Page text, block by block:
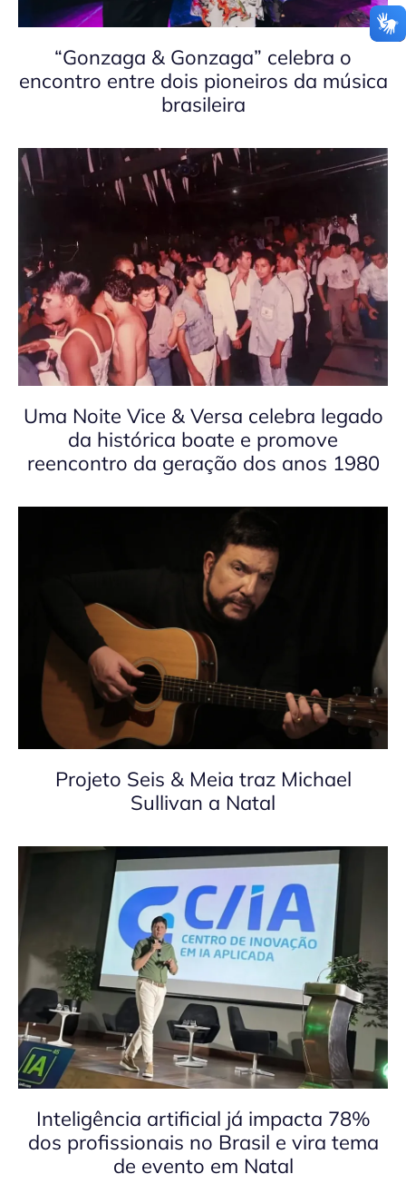
“Gonzaga & Gonzaga” celebra o
encontro entre dois pioneiros da música
brasileira
Uma Noite Vice & Versa celebra legado
da histórica boate e promove
reencontro da geração dos anos 1980
Projeto Seis & Meia traz Michael
Sullivan a Natal
Inteligência artificial já impacta 78%
dos profissionais no Brasil e vira tema
de evento em Natal